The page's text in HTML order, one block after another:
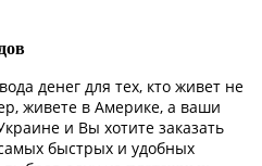
денег для тех, кто живет не
живете в Америке, а ваши
и Вы хотите заказать
быстрых и удобных